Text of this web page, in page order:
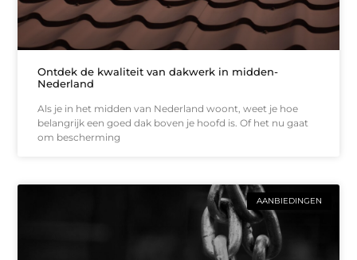
Ontdek de kwaliteit van dakwerk in midden-
Nederland
Als je in het midden van Nederland woont, weet je hoe
belangrijk een goed dak boven je hoofd is. Of het nu gaat
om bescherming
AANBIEDINGEN